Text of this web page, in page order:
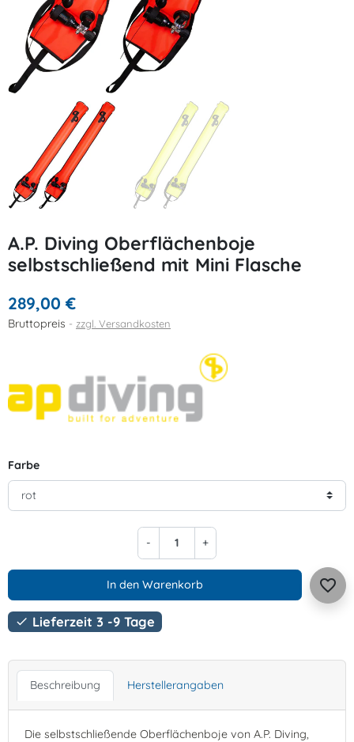
A.P. Diving Oberflächenboje
selbstschließend mit Mini Flasche
289,00 €
Bruttopreis zzgl. Versandkosten
Farbe
- +
In den Warenkorb favorite_border
 Lieferzeit 3 -9 Tage
Beschreibung Herstellerangaben
Die selbstschließende Oberflächenboje von A.P. Diving,